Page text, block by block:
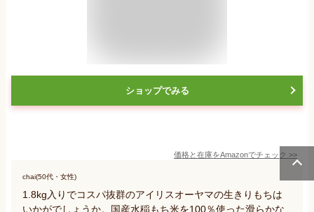
ショップでみる
価格と在庫をAmazonでチェック >>
chai(50代・女性)
1.8kg入りでコスパ抜群のアイリスオーヤマの生きりもちは
いかがでしょうか。国産水稲もち米を100％使った滑らかな